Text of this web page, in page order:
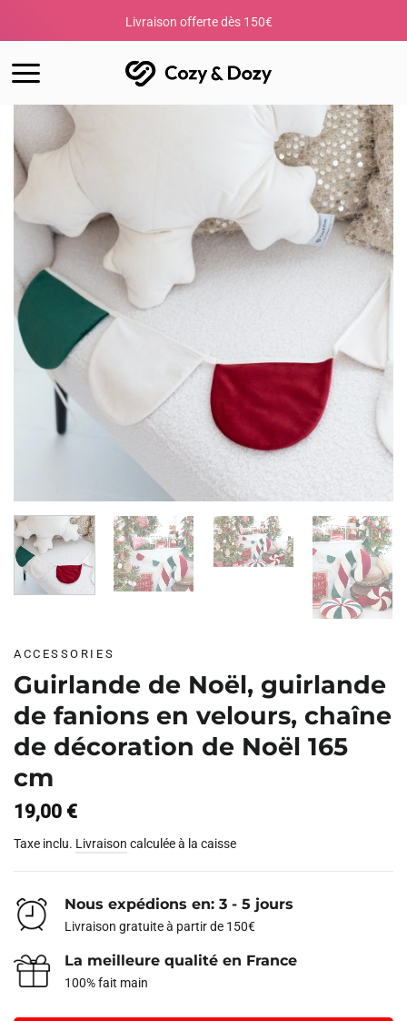
Livraison offerte dès 150€
ACCESSORIES
Guirlande de Noël, guirlande
de fanions en velours, chaîne
de décoration de Noël 165
cm
19,00 €
Taxe inclu. Livraison calculée à la caisse
Nous expédions en: 3 - 5 jours
Livraison gratuite à partir de 150€
La meilleure qualité en France
100% fait main